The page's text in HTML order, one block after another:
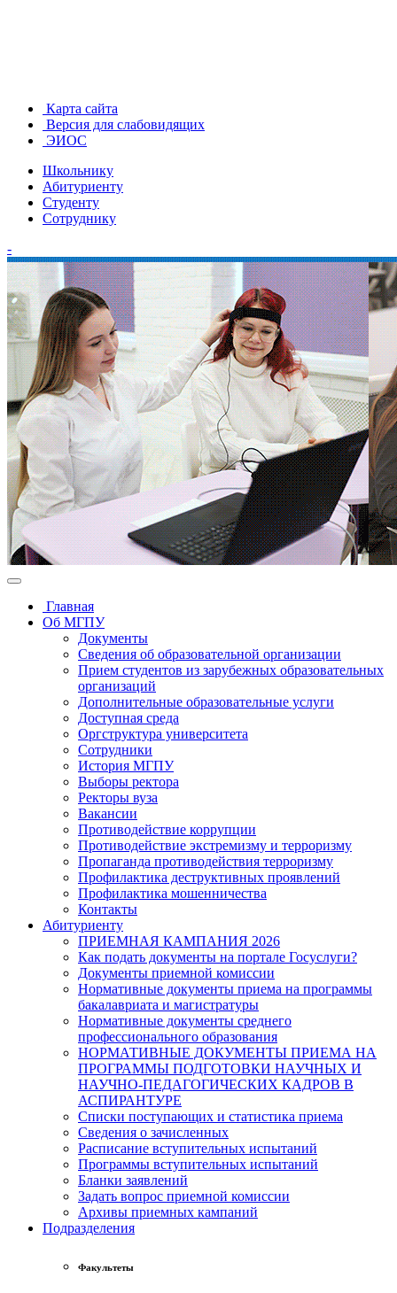
Карта сайта
Версия для слабовидящих
ЭИОС
Школьнику
Абитуриенту
Студенту
Сотруднику
-
Главная
Об МГПУ
Документы
Сведения об образовательной организации
Прием студентов из зарубежных образовательных
организаций
Дополнительные образовательные услуги
Доступная среда
Оргструктура университета
Сотрудники
История МГПУ
Выборы ректора
Ректоры вуза
Вакансии
Противодействие коррупции
Противодействие экстремизму и терроризму
Пропаганда противодействия терроризму
Профилактика деструктивных проявлений
Профилактика мошенничества
Контакты
Абитуриенту
ПРИЕМНАЯ КАМПАНИЯ 2026
Как подать документы на портале Госуслуги?
Документы приемной комиссии
Нормативные документы приема на программы
бакалавриата и магистратуры
Нормативные документы среднего
профессионального образования
НОРМАТИВНЫЕ ДОКУМЕНТЫ ПРИЕМА НА
ПРОГРАММЫ ПОДГОТОВКИ НАУЧНЫХ И
НАУЧНО-ПЕДАГОГИЧЕСКИХ КАДРОВ В
АСПИРАНТУРЕ
Списки поступающих и статистика приема
Сведения о зачисленных
Расписание вступительных испытаний
Программы вступительных испытаний
Бланки заявлений
Задать вопрос приемной комиссии
Архивы приемных кампаний
Подразделения
Факультеты